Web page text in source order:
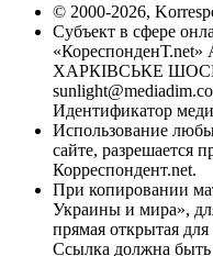
© 2000-2026,
Субъект в сфере
«КореспонденТ.net»
ХАРКІВСЬКЕ ШОСЕ,
Идентификатор
Использование
сайте, разрешается
Корреспондент.net.
При копировании
Украины и мира»,
прямая открытая
Ссылка должна быть